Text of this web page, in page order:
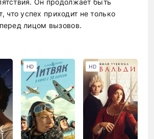
Он продолжает быть
успех приходит не только
лицом вызовов.
HD HD